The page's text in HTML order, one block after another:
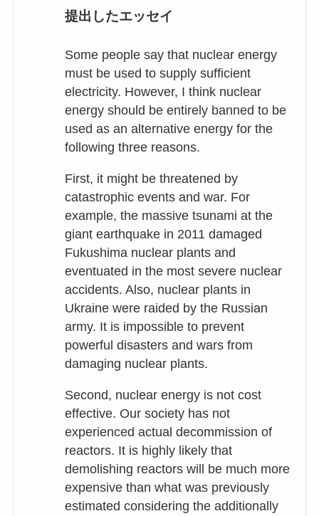
提出したエッセイ
Some people say that nuclear energy
must be used to supply sufficient
electricity. However, I think nuclear
energy should be entirely banned to be
used as an alternative energy for the
following three reasons.
First, it might be threatened by
catastrophic events and war. For
example, the massive tsunami at the
giant earthquake in 2011 damaged
Fukushima nuclear plants and
eventuated in the most severe nuclear
accidents. Also, nuclear plants in
Ukraine were raided by the Russian
army. It is impossible to prevent
powerful disasters and wars from
damaging nuclear plants.
Second, nuclear energy is not cost
effective. Our society has not
experienced actual decommission of
reactors. It is highly likely that
demolishing reactors will be much more
expensive than what was previously
estimated considering the additionally